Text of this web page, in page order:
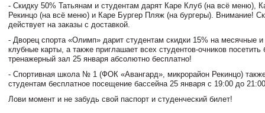
- Скидку 50% Татьянам и студентам дарят Каре Клуб (на всё меню),
Рекинцо (на всё меню) и Каре Бургер Пляж (на бургеры). Внимание!
действует на заказы с доставкой.
- Дворец спорта «Олимп» дарит студентам скидки 15% на месячные
клубные карты, а также приглашает всех студентов-очников посетить
тренажерный зал 25 января абсолютно бесплатно!
- Спортивная школа № 1 (ФОК «Авангард», микрорайон Рекинцо)
студентам бесплатное посещение бассейна 25 января с 19:00 до
Лови момент и не забудь свой паспорт и студенческий билет!